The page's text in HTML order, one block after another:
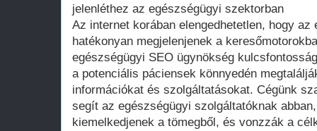
jelenléthez az egészségügyi szektorban
Az internet korában elengedhetetlen, hogy
hatékonyan megjelenjenek a
egészségügyi SEO ügynökség
a potenciális páciensek könnyedén
információkat és szolgáltatásokat. Cégünk
segít az egészségügyi szolgáltatóknak
kiemelkedjenek a tömegből, és vonzzák a